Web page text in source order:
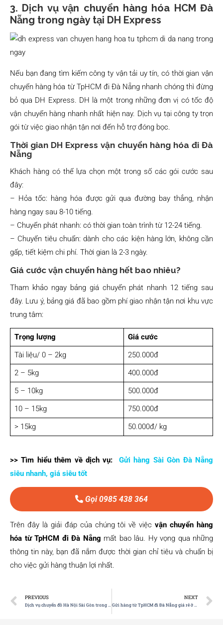
3. Dịch vụ vận chuyển hàng hóa HCM Đà
Nẵng trong ngày tại DH Express
Nếu bạn đang tìm kiếm công ty vận tải uy tín, có thời gian vận
chuyển hàng hóa từ TpHCM đi Đà Nẵng nhanh chóng thì đừng
bỏ qua DH Express. DH là một trong những đơn vị có tốc độ
vận chuyển hàng nhanh nhất hiện nay. Dịch vụ tại công ty trọn
gói từ việc giao nhận tận nơi đến hỗ trợ đóng bọc.
Thời gian DH Express vận chuyển hàng hóa đi Đà
Nẵng
Khách hàng có thể lựa chọn một trong số các gói cước sau
đây:
– Hỏa tốc: hàng hóa được gửi qua đường bay thẳng, nhận
hàng ngay sau 8-10 tiếng.
– Chuyển phát nhanh: có thời gian toàn trình từ 12-24 tiếng.
– Chuyển tiêu chuẩn: dành cho các kiện hàng lớn, không cần
gấp, tiết kiệm chi phí. Thời gian là 2-3 ngày.
Giá cước vận chuyển hàng hết bao nhiêu?
Tham khảo ngay bảng giá chuyển phát nhanh 12 tiếng sau
đây. Lưu ý, bảng giá đã bao gồm phí giao nhận tận nơi khu vực
trung tâm:
Trọng lượng
Giá cước
Tài liệu/ 0 – 2kg
250.000đ
2 – 5kg
400.000đ
5 – 10kg
500.000đ
10 – 15kg
750.000đ
> 15kg
50.000đ/ kg
>> Tìm hiểu thêm về dịch vụ:Gửi hàng Sài Gòn Đà Nẵng
siêu nhanh, giá siêu tốt
Gọi 0985 438 364
Trên đây là giải đáp của chúng tôi về việcvận chuyển hàng
hóa từ TpHCM đi Đà Nẵng mất bao lâu. Hy vọng qua những
thông tin này, bạn đã nắm được thời gian chỉ tiêu và chuẩn bị
cho việc gửi hàng thuận lợi nhất.
PREVIOUS NEXT